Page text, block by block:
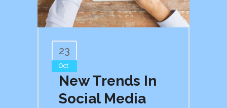
23
Oct
New Trends In
Social Media